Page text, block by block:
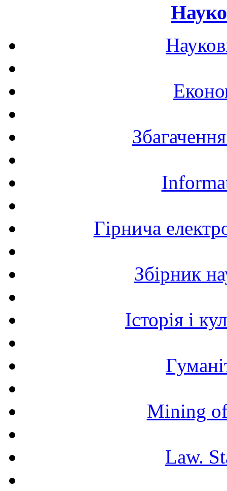
Гірнича
Збірник
Історія і
Mining
Law.